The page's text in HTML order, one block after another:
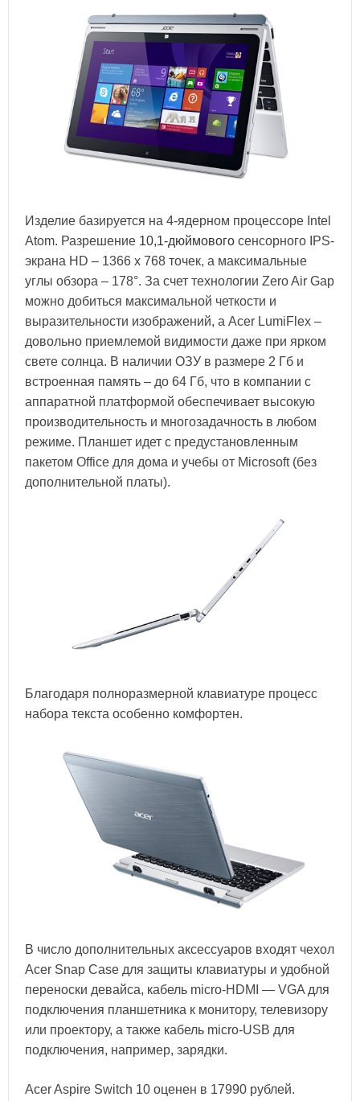
Изделие базируется на 4-ядерном процессоре Intel
Atom. Разрешение 10,1-дюймового сенсорного IPS-
экрана HD – 1366 x 768 точек, а максимальные
углы обзора – 178°. За счет технологии Zero Air Gap
можно добиться максимальной четкости и
выразительности изображений, а Acer LumiFlex –
довольно приемлемой видимости даже при ярком
свете солнца. В наличии ОЗУ в размере 2 Гб и
встроенная память – до 64 Гб, что в компании с
аппаратной платформой обеспечивает высокую
производительность и многозадачность в любом
режиме. Планшет идет с предустановленным
пакетом Office для дома и учебы от Microsoft (без
дополнительной платы).
Благодаря полноразмерной клавиатуре процесс
набора текста особенно комфортен.
В число дополнительных аксессуаров входят чехол
Acer Snap Case для защиты клавиатуры и удобной
переноски девайса, кабель micro-HDMI — VGA для
подключения планшетника к монитору, телевизору
или проектору, а также кабель micro-USB для
подключения, например, зарядки.
Acer Aspire Switch 10 оценен в 17990 рублей.